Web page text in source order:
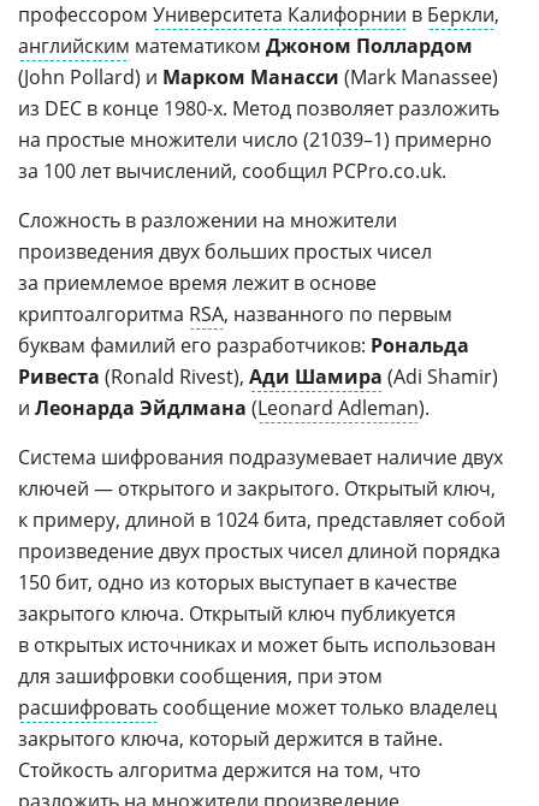
профессором Университета Калифорнии в Беркли,
английским математиком Джоном Поллардом
(John Pollard) и Марком Манасси (Mark Manassee)
из DEC в конце 1980-х. Метод позволяет разложить
на простые множители число (21039–1) примерно
за 100 лет вычислений, сообщил PCPro.co.uk.
Сложность в разложении на множители
произведения двух больших простых чисел
за приемлемое время лежит в основе
криптоалгоритма RSA, названного по первым
буквам фамилий его разработчиков: Рональда
Ривеста (Ronald Rivest), Ади Шамира (Adi Shamir)
и Леонарда Эйдлмана (Leonard Adleman).
Система шифрования подразумевает наличие двух
ключей — открытого и закрытого. Открытый ключ,
к примеру, длиной в 1024 бита, представляет собой
произведение двух простых чисел длиной порядка
150 бит, одно из которых выступает в качестве
закрытого ключа. Открытый ключ публикуется
в открытых источниках и может быть использован
для зашифровки сообщения, при этом
расшифровать сообщение может только владелец
закрытого ключа, который держится в тайне.
Стойкость алгоритма держится на том, что